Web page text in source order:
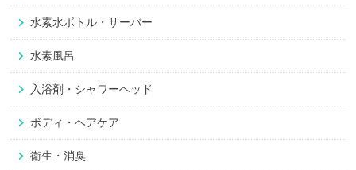
水素水ボトル・サーバー
水素風呂
入浴剤・シャワーヘッド
ボディ・ヘアケア
衛生・消臭